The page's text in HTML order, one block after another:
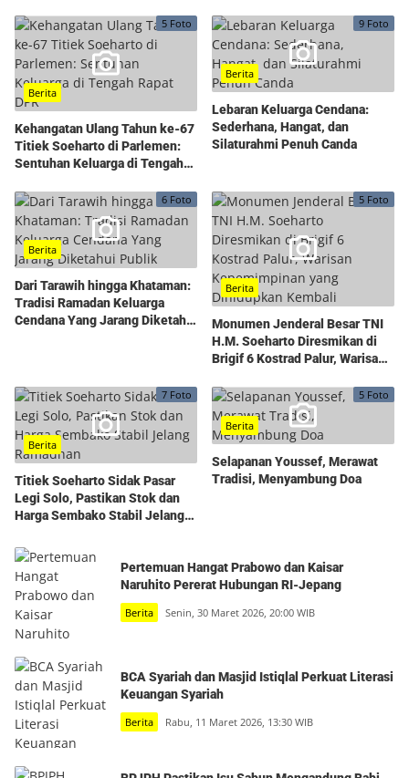
5 Foto
Berita
Kehangatan Ulang Tahun ke-67
Titiek Soeharto di Parlemen:
Sentuhan Keluarga di Tengah
9 Foto
Berita
Lebaran Keluarga Cendana:
Sederhana, Hangat, dan
Silaturahmi Penuh Canda
6 Foto
Berita
Dari Tarawih hingga Khataman:
Tradisi Ramadan Keluarga
Cendana Yang Jarang Diketahui
5 Foto
Berita
Monumen Jenderal Besar TNI
H.M. Soeharto Diresmikan di
Brigif 6 Kostrad Palur, Warisan
Dihidupkan Kembali
7 Foto
Berita
Titiek Soeharto Sidak Pasar
Legi Solo, Pastikan Stok dan
Harga Sembako Stabil Jelang
5 Foto
Berita
Selapanan Youssef, Merawat
Tradisi, Menyambung Doa
Pertemuan Hangat Prabowo dan Kaisar
Naruhito Pererat Hubungan RI-Jepang
Berita Senin, 30 Maret 2026, 20:00 WIB
BCA Syariah dan Masjid Istiqlal Perkuat Literasi
Keuangan Syariah
Berita Rabu, 11 Maret 2026, 13:30 WIB